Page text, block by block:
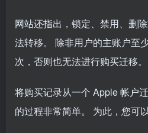
网站还指出，锁定、禁用、删
法转移。 除非用户的主账户至
次，否则也无法进行购买迁移。
将购买记录从一个 Apple 帐户
的过程非常简单。 为此，您可